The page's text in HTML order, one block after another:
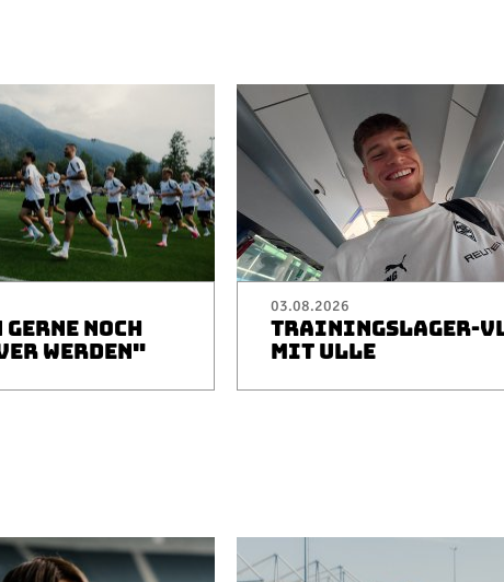
NOCH
WERDEN"
03.08.2026
TRAININGSLAGER-
MIT ULLE